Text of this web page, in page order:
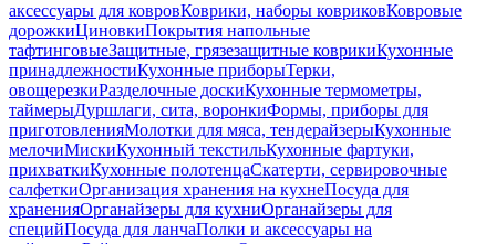
аксессуары для ковровКоврики, наборы ковриковКовровые
дорожкиЦиновкиПокрытия напольные
тафтинговыеЗащитные, грязезащитные коврикиКухонные
принадлежностиКухонные приборыТерки,
овощерезкиРазделочные доскиКухонные термометры,
таймерыДуршлаги, сита, воронкиФормы, приборы для
приготовленияМолотки для мяса, тендерайзерыКухонные
мелочиМискиКухонный текстильКухонные фартуки,
прихваткиКухонные полотенцаСкатерти, сервировочные
салфеткиОрганизация хранения на кухнеПосуда для
храненияОрганайзеры для кухниОрганайзеры для
специйПосуда для ланчаПолки и аксессуары на